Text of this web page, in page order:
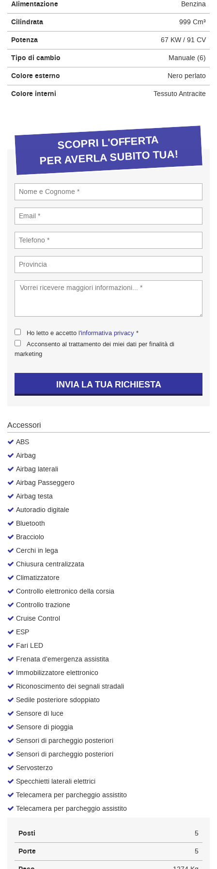
Alimentazione Benzina
Cilindrata 999 Cm³
Potenza 67 KW / 91 CV
Tipo di cambio Manuale (6)
Colore esterno Nero perlato
Colore interni Tessuto Antracite
SCOPRI L'OFFERTA
PER AVERLA SUBITO TUA!
Ho letto e accetto l'informativa privacy *
Acconsento al trattamento dei miei dati per finalità di
marketing
INVIA LA TUA RICHIESTA
Accessori
ABS
Airbag
Airbag laterali
Airbag Passeggero
Airbag testa
Autoradio digitale
Bluetooth
Bracciolo
Cerchi in lega
Chiusura centralizzata
Climatizzatore
Controllo elettronico della corsia
Controllo trazione
Cruise Control
ESP
Fari LED
Frenata d'emergenza assistita
Immobilizzatore elettronico
Riconoscimento dei segnali stradali
Sedile posteriore sdoppiato
Sensore di luce
Sensore di pioggia
Sensori di parcheggio posteriori
Sensori di parcheggio posteriori
Servosterzo
Specchietti laterali elettrici
Telecamera per parcheggio assistito
Telecamera per parcheggio assistito
Posti 5
Porte 5
questi
strumenti
tracciamento
si
rimanda
alla
cookie
policy.
Puoi
le
tue
scelte
in
qualsiasi
momento.
Cookie necessari
Cookie delle preferenze
Cookie per il miglioramento dell'esperienza utente
Cookie analitici
Leggi
policy
Salva
le
impostazioni